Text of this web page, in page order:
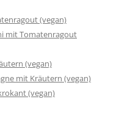
(vegan)
mit Tomatenragout
(vegan)
mit Kräutern (vegan)
(vegan)